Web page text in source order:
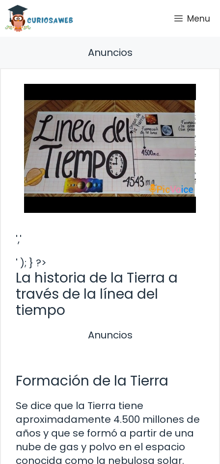
Saltar
contenido
Menu
Anuncios
','
' ); } ?>
La historia de la Tierra a
través de la línea del
tiempo
Anuncios
Formación de la Tierra
Se dice que la Tierra tiene
aproximadamente 4.500 millones de
años y que se formó a partir de una
nube de gas y polvo en el espacio
conocida como la nebulosa solar.